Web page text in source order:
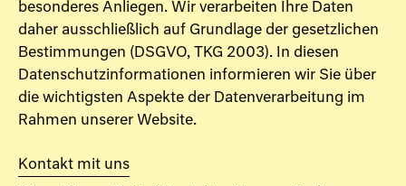
besonderes Anliegen. Wir verarbeiten Ihre Daten
daher ausschließlich auf Grundlage der gesetzlichen
Bestimmungen (DSGVO, TKG 2003). In diesen
Datenschutzinformationen informieren wir Sie über
die wichtigsten Aspekte der Datenverarbeitung im
Rahmen unserer Website.
Kontakt mit uns